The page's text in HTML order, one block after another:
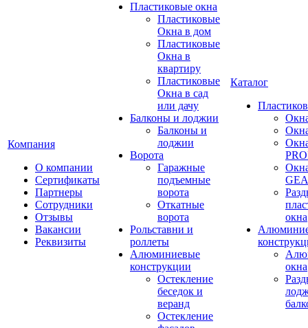
Компания
О компании
Сертификаты
Партнеры
Сотрудники
Отзывы
Вакансии
Реквизиты
Пластиковые окна
Пластиковые
Окна в дом
Пластиковые
Окна в
квартиру
Пластиковые
Окна в сад
или дачу
Балконы и лоджии
Балконы и
лоджии
Ворота
Гаражные
подъемные
ворота
Откатные
ворота
Рольставни и
роллеты
Алюминиевые
конструкции
Остекление
беседок и
веранд
Остекление
Каталог
окна
окна